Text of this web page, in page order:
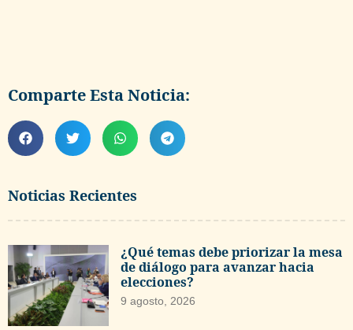
Noticias Recientes
¿Qué temas debe priorizar la mesa
de diálogo para avanzar hacia
elecciones?
9 agosto, 2026
Comparte Esta Noticia: